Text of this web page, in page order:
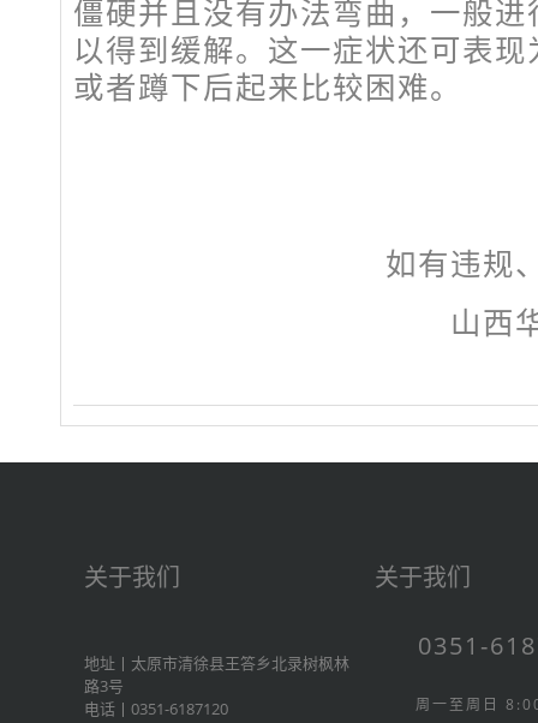
僵硬并且没有办法弯曲，一般
以得到缓解。这一症状还可表
或者蹲下后起来比较困难。
如有违规
山西
关于我们
地址丨太原市清徐县王答乡北录树枫林
路3号
电话丨0351-6187120
关于我们
0351-
周一至周日